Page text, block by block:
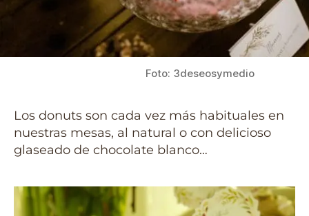
Foto: 3deseosymedio
Los donuts son cada vez más habituales en
nuestras mesas, al natural o con delicioso
glaseado de chocolate blanco…